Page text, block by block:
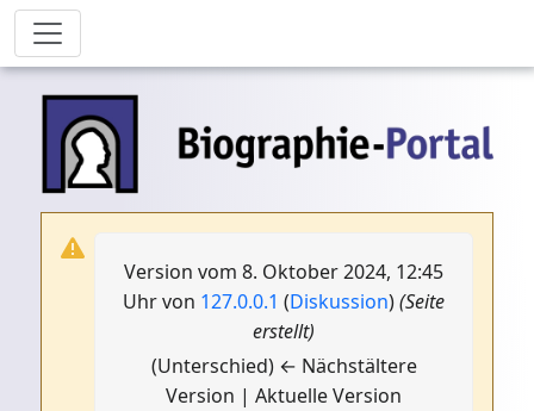
Version vom 8. Oktober 2024, 12:45
Uhr von 127.0.0.1 (Diskussion)(Seite
erstellt)
(Unterschied) ← Nächstältere
Version | Aktuelle Version